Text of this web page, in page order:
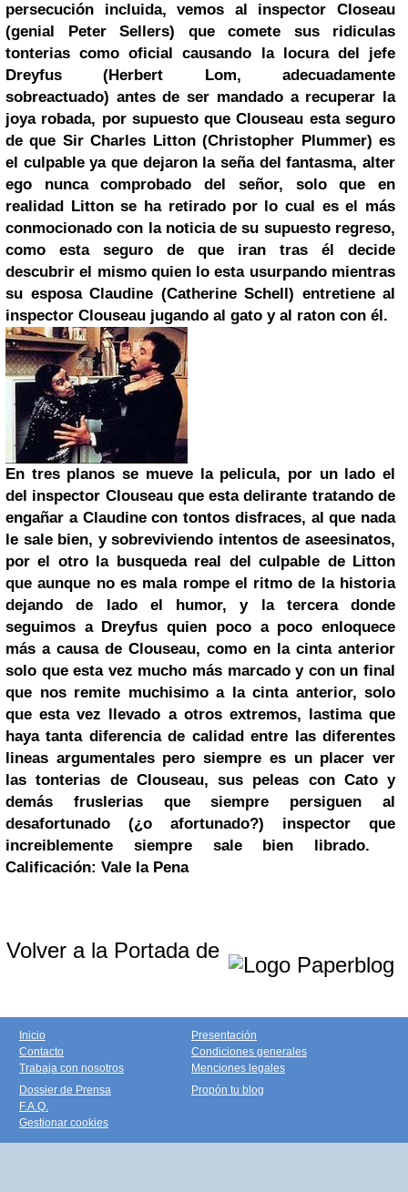
persecución incluida, vemos al inspector Closeau
(genial Peter Sellers) que comete sus ridiculas
tonterias como oficial causando la locura del jefe
Dreyfus (Herbert Lom, adecuadamente
sobreactuado) antes de ser mandado a recuperar la
joya robada, por supuesto que Clouseau esta seguro
de que Sir Charles Litton (Christopher Plummer) es
el culpable ya que dejaron la seña del fantasma, alter
ego nunca comprobado del señor, solo que en
realidad Litton se ha retirado por lo cual es el más
conmocionado con la noticia de su supuesto regreso,
como esta seguro de que iran tras él decide
descubrir el mismo quien lo esta usurpando mientras
su esposa Claudine (Catherine Schell) entretiene al
inspector Clouseau jugando al gato y al raton con él.
En tres planos se mueve la pelicula, por un lado el
del inspector Clouseau que esta delirante tratando de
engañar a Claudine con tontos disfraces, al que nada
le sale bien, y sobreviviendo intentos de aseesinatos,
por el otro la busqueda real del culpable de Litton
que aunque no es mala rompe el ritmo de la historia
dejando de lado el humor, y la tercera donde
seguimos a Dreyfus quien poco a poco enloquece
más a causa de Clouseau, como en la cinta anterior
solo que esta vez mucho más marcado y con un final
que nos remite muchisimo a la cinta anterior, solo
que esta vez llevado a otros extremos, lastima que
haya tanta diferencia de calidad entre las diferentes
lineas argumentales pero siempre es un placer ver
las tonterias de Clouseau, sus peleas con Cato y
demás fruslerias que siempre persiguen al
desafortunado (¿o afortunado?) inspector que
increiblemente siempre sale bien librado.
Calificación: Vale la Pena
Volver a la Portada de
Inicio
Contacto
Trabaja con nosotros
Presentación
Condiciones generales
Menciones legales
Dossier de Prensa
F.A.Q.
Gestionar cookies
Propón tu blog